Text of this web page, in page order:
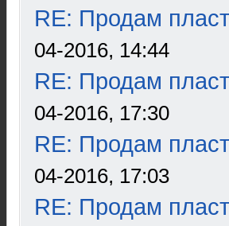
RE: Продам
04-2016, 14:44
RE: Продам
04-2016, 17:30
RE: Продам
04-2016, 17:03
RE: Продам